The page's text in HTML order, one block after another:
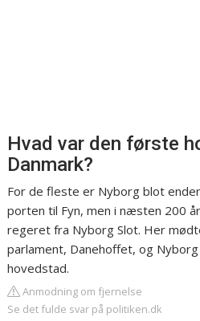
Hvad var den første
Danmark?
For de fleste er Nyborg blot
porten til Fyn, men i næsten 200
regeret fra Nyborg Slot. Her
parlament, Danehoffet, og
hovedstad.
Anmodning om fjernelse
Se det fulde svar på politiken.dk